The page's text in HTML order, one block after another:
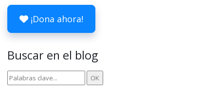
¡Dona ahora!
Buscar en el blog